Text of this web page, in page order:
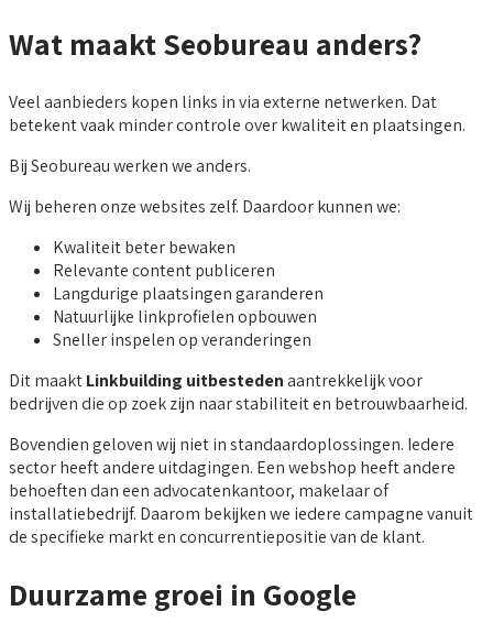
Wat maakt Seobureau anders?
Veel aanbieders kopen links in via externe netwerken. Dat
betekent vaak minder controle over kwaliteit en plaatsingen.
Bij Seobureau werken we anders.
Wij beheren onze websites zelf. Daardoor kunnen we:
Kwaliteit beter bewaken
Relevante content publiceren
Langdurige plaatsingen garanderen
Natuurlijke linkprofielen opbouwen
Sneller inspelen op veranderingen
Dit maaktLinkbuilding uitbestedenaantrekkelijk voor
bedrijven die op zoek zijn naar stabiliteit en betrouwbaarheid.
Bovendien geloven wij niet in standaardoplossingen. Iedere
sector heeft andere uitdagingen. Een webshop heeft andere
behoeften dan een advocatenkantoor, makelaar of
installatiebedrijf. Daarom bekijken we iedere campagne vanuit
de specifieke markt en concurrentiepositie van de klant.
Duurzame groei in Google